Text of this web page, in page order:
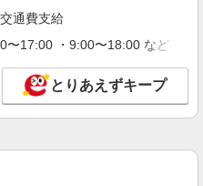
詳細を見る
宮支店/ms090101
時給1500円 ◆前払い・日払い・週払いOK
通費支給
〜17:00 ・9:00〜18:00 など ※
とりあえずキープ